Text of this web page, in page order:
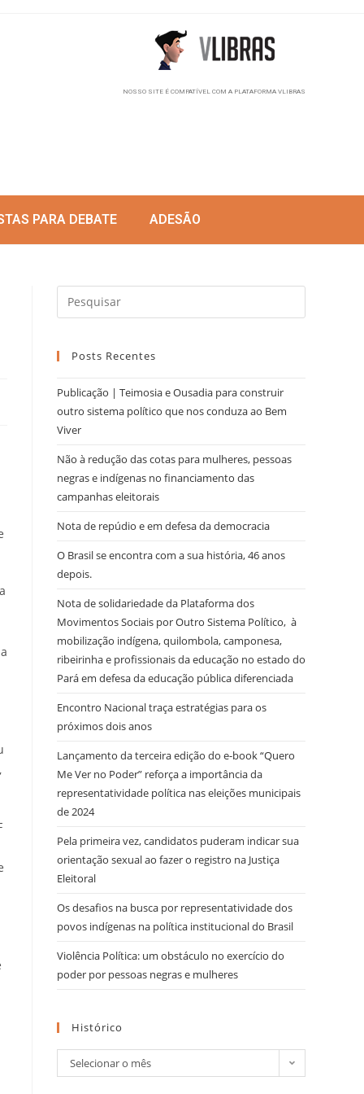
NOSSO SITE É COMPATÍVEL COM A PLATAFORMA VLIBRAS
PARA DEBATE ADESÃO
Posts Recentes
Publicação | Teimosia e Ousadia para construir
outro sistema político que nos conduza ao Bem
Viver
Não à redução das cotas para mulheres, pessoas
negras e indígenas no financiamento das
campanhas eleitorais
Nota de repúdio e em defesa da democracia
O Brasil se encontra com a sua história, 46 anos
depois.
Nota de solidariedade da Plataforma dos
Movimentos Sociais por Outro Sistema Político, à
mobilização indígena, quilombola, camponesa,
ribeirinha e profissionais da educação no estado do
Pará em defesa da educação pública diferenciada
Encontro Nacional traça estratégias para os
próximos dois anos
Lançamento da terceira edição do e-book “Quero
Me Ver no Poder” reforça a importância da
representatividade política nas eleições municipais
de 2024
Pela primeira vez, candidatos puderam indicar sua
orientação sexual ao fazer o registro na Justiça
Eleitoral
Os desafios na busca por representatividade dos
povos indígenas na política institucional do Brasil
Violência Política: um obstáculo no exercício do
poder por pessoas negras e mulheres
Histórico
Selecionar o mês